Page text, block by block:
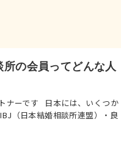
の会員ってどんな人
ナーです 日本には、いくつか
（日本結婚相談所連盟）・良